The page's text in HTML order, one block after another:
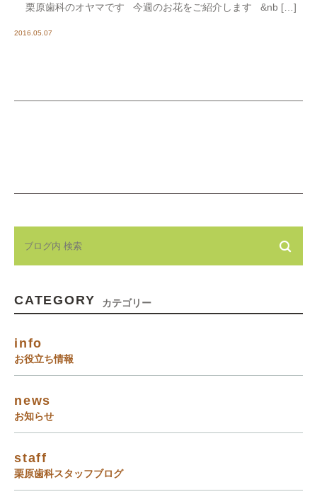
栗原歯科のオヤマです 今週のお花をご紹介します &nb […]
2016.05.07
CATEGORY カテゴリー
info
お役立ち情報
news
お知らせ
staff
栗原歯科スタッフブログ